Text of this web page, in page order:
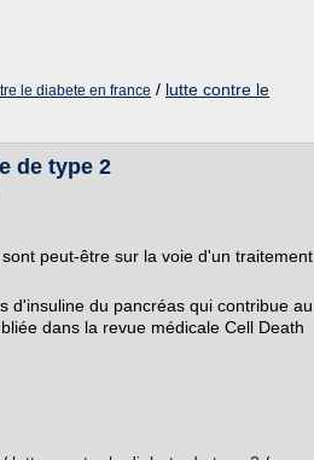
le diabete en france / lutte contre le
de type 2
peut-être sur la voie d'un traitement
d'insuline du pancréas qui contribue au
dans la revue médicale Cell Death